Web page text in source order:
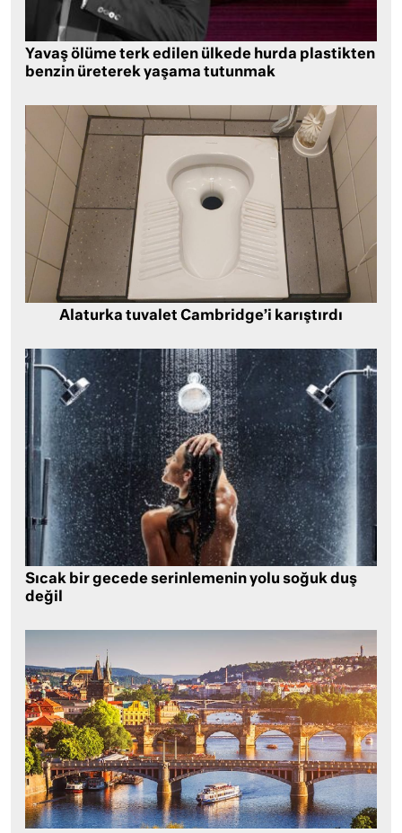
Yavaş ölüme terk edilen ülkede hurda plastikten
benzin üreterek yaşama tutunmak
Alaturka tuvalet Cambridge’i karıştırdı
Sıcak bir gecede serinlemenin yolu soğuk duş
değil